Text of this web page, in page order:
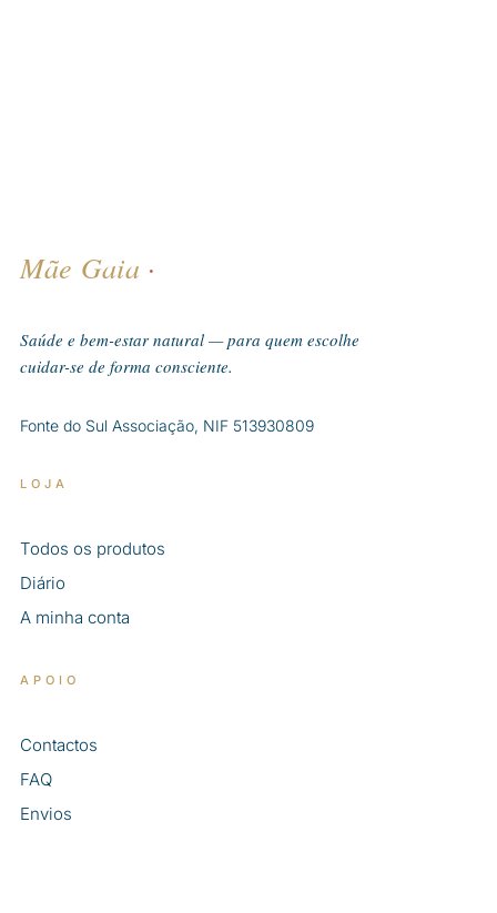
Mãe Gaia ·
Saúde e bem-estar natural — para quem escolhe
cuidar-se de forma consciente.
Fonte do Sul Associação, NIF 513930809
LOJA
Todos os produtos
Diário
A minha conta
APOIO
Contactos
FAQ
Envios